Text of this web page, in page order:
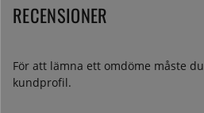
RECENSIONER
För att lämna ett omdöme måste du
kundprofil.